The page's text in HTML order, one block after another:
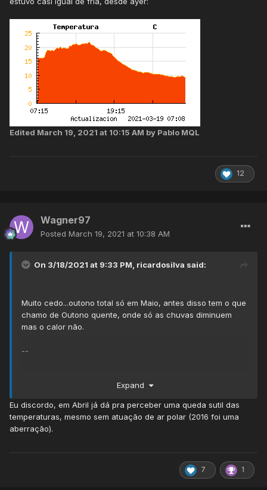
Edited March 19, 2021 at 10:15 AM by Pablo MQL
12
Wagner97
Posted March 19, 2021 at 10:38 AM
On 3/18/2021 at 9:33 PM, ricardosilva said:
Muito cedo...outono total só em Maio, antes disso tem o que
chamo de Outono quente, onde só as chuvas diminuem
mas o calor não.
--
Expand
Eu discordo, em Abril já dá pra perceber uma queda sutil das
temperaturas, mesmo sem atuação de ar polar (2016 foi uma
aberração).
7 1